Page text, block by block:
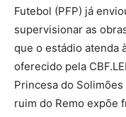
Futebol (PFP) já
supervisionar as
que o estádio atenda
oferecido pela
Princesa do
ruim do Remo expõe